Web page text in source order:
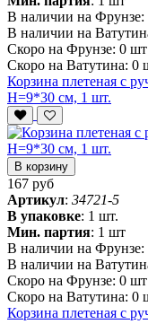
В наличии на Фрунзе:
В наличии на
Скоро на Фрунзе: 0 шт
Скоро на Ватутина: 0
Корзина плетеная с
H=9*30 см, 1 шт.
В корзину
167 руб
Артикул: 34721-5
В упаковке: 1 шт.
Мин. партия: 1 шт
В наличии на Фрунзе:
В наличии на
Скоро на Фрунзе: 0 шт
Скоро на Ватутина: 0
Корзина плетеная с